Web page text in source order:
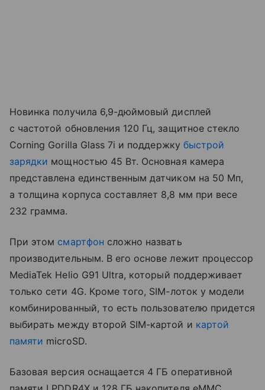
Новинка получила 6,9-дюймовый дисплей
с частотой обновления 120 Гц, защитное стекло
Corning Gorilla Glass 7i и поддержку быстрой
зарядки мощностью 45 Вт. Основная камера
представлена единственным датчиком на 50 Мп,
а толщина корпуса составляет 8,8 мм при весе
232 грамма.
При этом смартфон сложно назвать
производительным. В его основе лежит процессор
MediaTek Helio G91 Ultra, который поддерживает
только сети 4G. Кроме того, SIM-лоток у модели
комбинированный, то есть пользователю придется
выбирать между второй SIM-картой и картой
памяти microSD.
Базовая версия оснащается 4 ГБ оперативной